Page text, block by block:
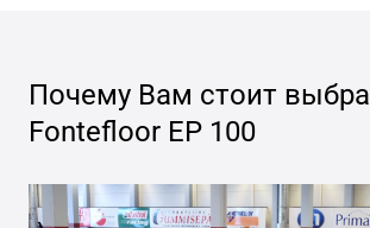
Почему Вам стоит
Fontefloor EP 100